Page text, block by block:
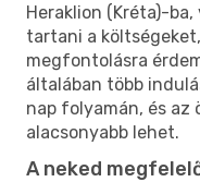
Heraklion (Kréta)-
tartani a
megfontolásra
általában több
nap folyamán, és
alacsonyabb lehet.
A neked